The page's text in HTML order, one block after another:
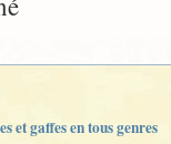
et gaffes en tous genres